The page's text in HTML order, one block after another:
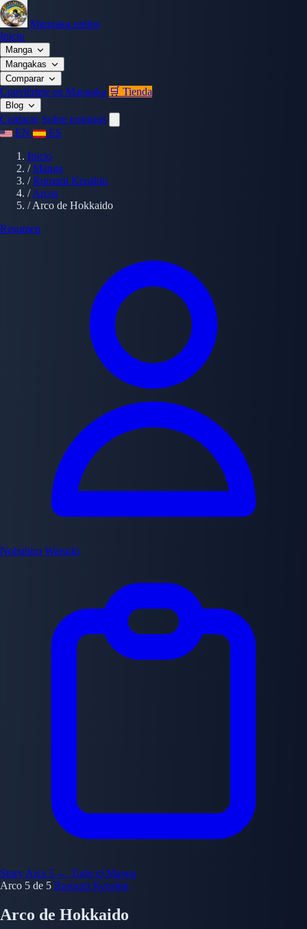
Mangaka.online
Inicio
Manga
Mangakas
Comparar
Conviértete en Mangaka 🛒 Tienda
Blog
Contacto Sobre nosotros
EN
ES
Inicio
/ Manga
/ Rurouni Kenshin
/ Arcos
/ Arco de Hokkaido
Resumen
Nobuhiro Watsuki
Story Arcs 5 ← Todo el Manga
Arco 5 de 5 Rurouni Kenshin
Arco de Hokkaido